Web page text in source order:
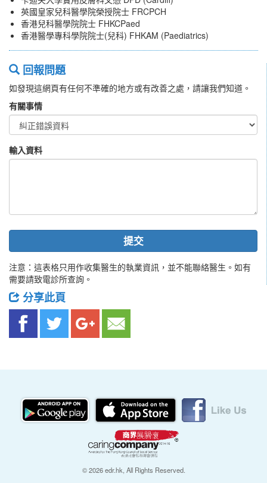
英國皇家兒科醫學院榮授院士 FRCPCH
香港兒科醫學院院士 FHKCPaed
香港醫學專科學院院士(兒科) FHKAM (Paediatrics)
回報問題
如發現這網頁有任何不準確的地方或有改善之處，請讓我們知道。
有關事情
輸入資料
提交
注意：這表格只用作收集醫生的執業資訊，並不能聯絡醫生。如有
需要請致電診所查詢。
分享此頁
© 2026 edr.hk, All Rights Reserved.